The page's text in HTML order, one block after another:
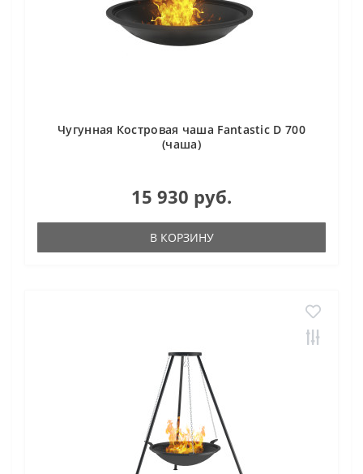
Чугунная Костровая чаша Fantastic D 700
(чаша)
15 930 руб.
В КОРЗИНУ